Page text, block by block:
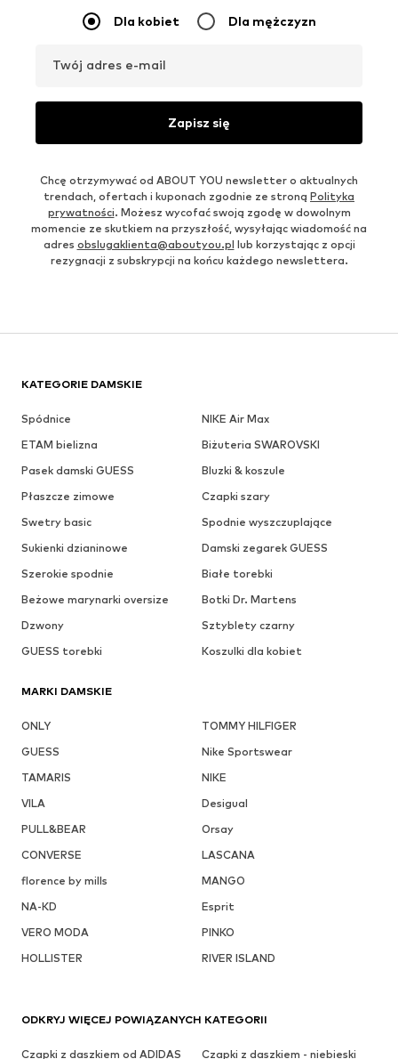
Dla kobiet Dla mężczyzn
Twój adres e-mail
Zapisz się
Chcę otrzymywać od ABOUT YOU newsletter o aktualnych
trendach, ofertach i kuponach zgodnie ze stroną Polityka
prywatności. Możesz wycofać swoją zgodę w dowolnym
momencie ze skutkiem na przyszłość, wysyłając wiadomość na
adres obslugaklienta@aboutyou.pl lub korzystając z opcji
rezygnacji z subskrypcji na końcu każdego newslettera.
KATEGORIE DAMSKIE
Spódnice
NIKE Air Max
ETAM bielizna
Biżuteria SWAROVSKI
Pasek damski GUESS
Bluzki & koszule
Płaszcze zimowe
Czapki szary
Swetry basic
Spodnie wyszczuplające
Sukienki dzianinowe
Damski zegarek GUESS
Szerokie spodnie
Białe torebki
Beżowe marynarki oversize
Botki Dr. Martens
Dzwony
Sztyblety czarny
GUESS torebki
Koszulki dla kobiet
MARKI DAMSKIE
ONLY
TOMMY HILFIGER
GUESS
Nike Sportswear
TAMARIS
NIKE
VILA
Desigual
PULL&BEAR
Orsay
CONVERSE
LASCANA
florence by mills
MANGO
NA-KD
Esprit
VERO MODA
PINKO
HOLLISTER
RIVER ISLAND
ODKRYJ WIĘCEJ POWIĄZANYCH KATEGORII
Czapki z daszkiem od ADIDAS
Czapki z daszkiem - niebieski